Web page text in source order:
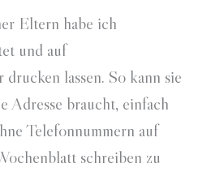
Eltern habe ich
und auf
lassen. So kann sie
Adresse braucht, einfach
Telefonnummern auf
schreiben zu